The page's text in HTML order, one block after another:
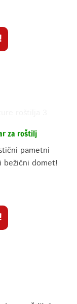
za roštilj
pametni
bežični domet!